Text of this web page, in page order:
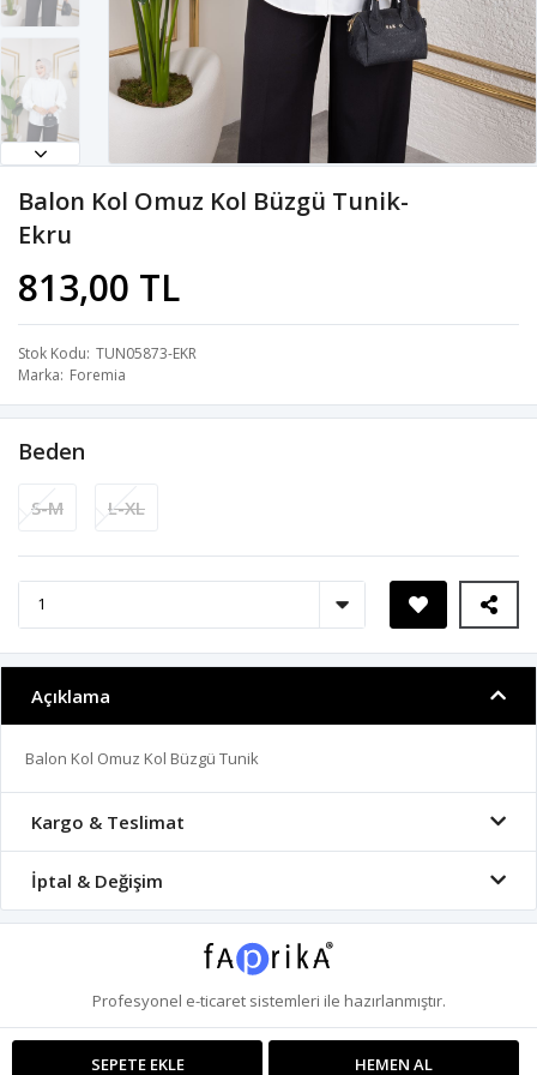
Balon Kol Omuz Kol Büzgü Tunik-
Ekru
813,00 TL
Stok Kodu TUN05873-EKR
Marka Foremia
Beden
S-M L-XL
SEPETE EKLE HEMEN AL
Açıklama
Balon Kol Omuz Kol Büzgü Tunik
Kargo & Teslimat
İptal & Değişim
Profesyonel e-ticaretsistemleri ile hazırlanmıştır.